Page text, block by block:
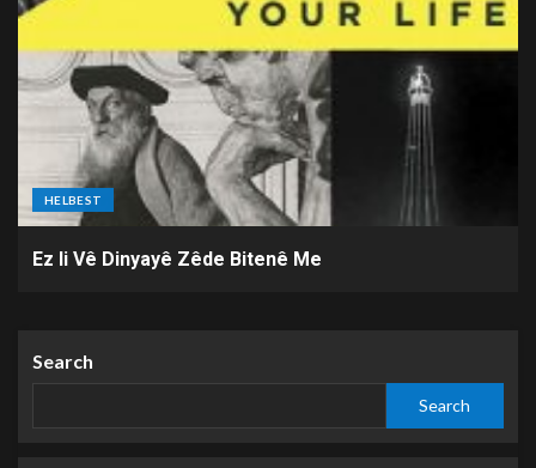
HELBEST
Ez li Vê Dinyayê Zêde Bitenê Me
Search
Search